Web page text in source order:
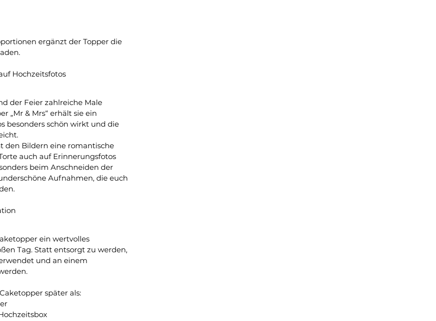
ergänzt der Topper die
Hochzeitsfotos
der Feier zahlreiche Male
„Mr & Mrs“ erhält sie ein
besonders schön wirkt und die
den Bildern eine romantische
auch auf Erinnerungsfotos
beim Anschneiden der
Aufnahmen, die euch
ein wertvolles
Tag. Statt entsorgt zu werden,
und an einem
später als: